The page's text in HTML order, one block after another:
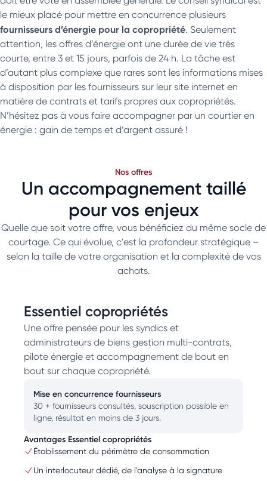
le mieux placé pour mettre en concurrence plusieurs
fournisseurs d’énergie pour la copropriété. Seulement
attention, les offres d’énergie ont une durée de vie très
courte, entre 3 et 15 jours, parfois de 24 h. La tâche est
d’autant plus complexe que rares sont les informations mises
à disposition par les fournisseurs sur leur site internet en
matière de contrats et tarifs propres aux copropriétés.
N’hésitez pas à vous faire accompagner par un courtier en
énergie : gain de temps et d’argent assuré !
Nos offres
Un accompagnement taillé
pour vos enjeux
Quelle que soit votre offre, vous bénéficiez du même socle de
courtage. Ce qui évolue, c'est la profondeur stratégique –
selon la taille de votre organisation et la complexité de vos
achats.
Essentiel copropriétés
Une offre pensée pour les syndics et
administrateurs de biens gestion multi-contrats,
pilote énergie et accompagnement de bout en
bout sur chaque copropriété.
Mise en concurrence fournisseurs
30 + fournisseurs consultés, souscription possible en
ligne, résultat en moins de 3 jours.
Avantages Essentiel copropriétés
Établissement du périmètre de consommation
Un interlocuteur dédié, de l'analyse à la signature